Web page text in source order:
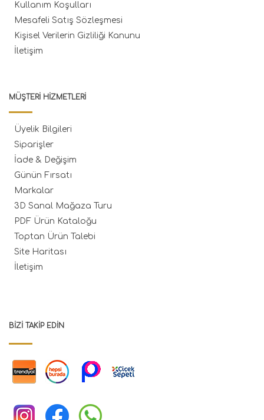
Kullanım Koşulları
Mesafeli Satış Sözleşmesi
Kişisel Verilerin Gizliliği Kanunu
İletişim
MÜŞTERI HIZMETLERI
Üyelik Bilgileri
Siparişler
İade & Değişim
Günün Fırsatı
Markalar
3D Sanal Mağaza Turu
PDF Ürün Kataloğu
Toptan Ürün Talebi
Site Haritası
İletişim
BIZI TAKIP EDIN